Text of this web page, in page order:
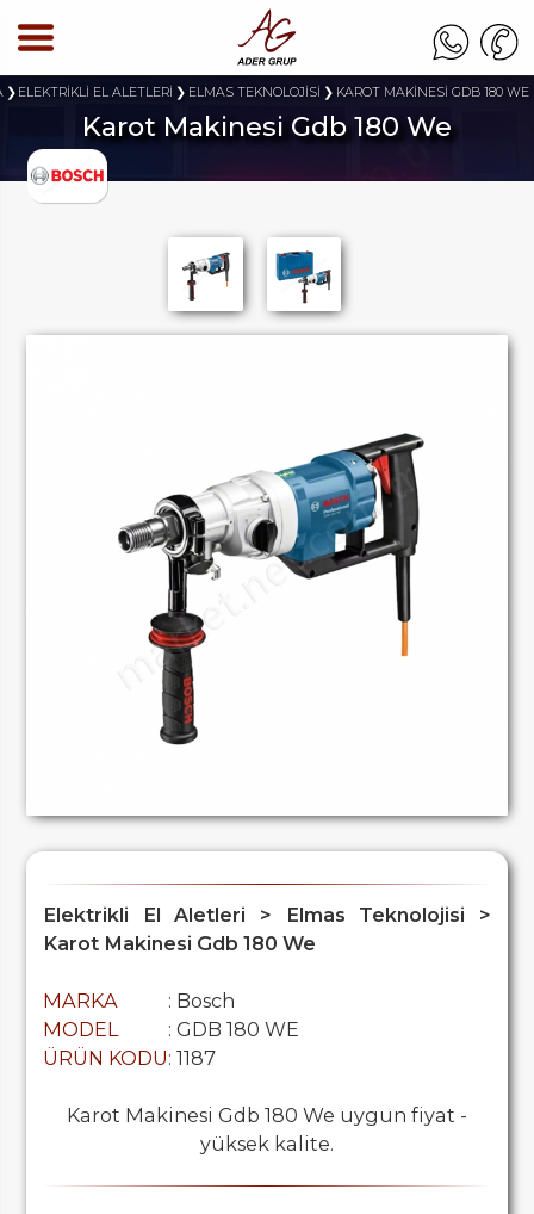
ELEKTRİKLİ EL ALETLERİ ELMAS TEKNOLOJİSİ KAROT MAKİNESİ GDB 180 WE
Karot Makinesi Gdb 180 We
Elektrikli El Aletleri > Elmas Teknolojisi >
Karot Makinesi Gdb 180 We
MARKA
: Bosch
MODEL
: GDB 180 WE
ÜRÜN KODU: 1187
Karot Makinesi Gdb 180 We uygun fiyat -
yüksek kalite.